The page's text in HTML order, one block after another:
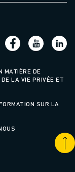
MATIÈRE DE
LA VIE PRIVÉE ET
SUR LA